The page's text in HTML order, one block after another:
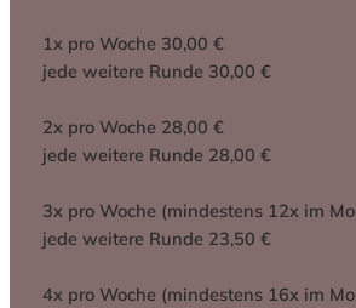
1x pro Woche 30,00 €
jede weitere Runde 30,00 €
2x pro Woche 28,00 €
jede weitere Runde 28,00 €
3x pro Woche (mindestens 12x im
jede weitere Runde 23,50 €
4x pro Woche (mindestens 16x im